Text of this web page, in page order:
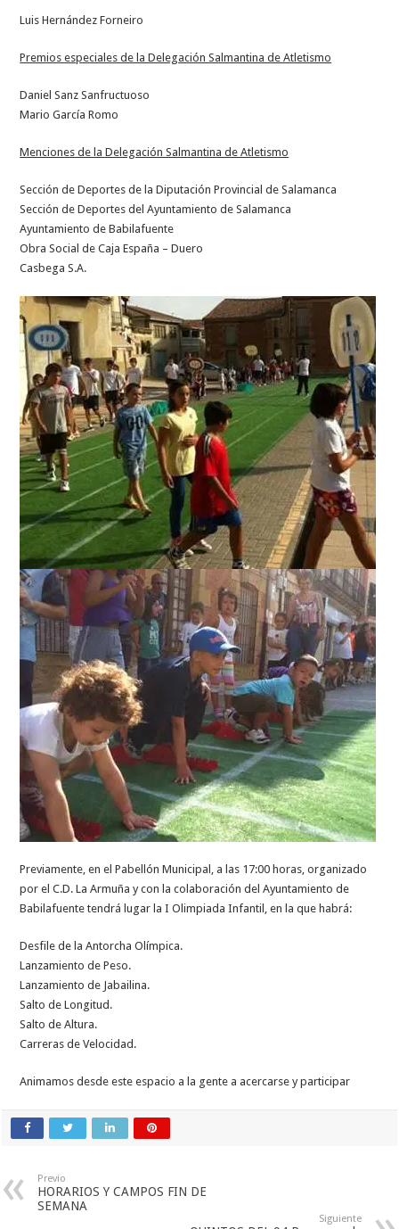
Luis Hernández Forneiro
Premios especiales de la Delegación Salmantina de Atletismo
Daniel Sanz Sanfructuoso
Mario García Romo
Menciones de la Delegación Salmantina de Atletismo
Sección de Deportes de la Diputación Provincial de Salamanca
Sección de Deportes del Ayuntamiento de Salamanca
Ayuntamiento de Babilafuente
Obra Social de Caja España – Duero
Casbega S.A.
Previamente, en el Pabellón Municipal, a las 17:00 horas, organizado
por el C.D. La Armuña y con la colaboración del Ayuntamiento de
Babilafuente tendrá lugar la I Olimpiada Infantil, en la que habrá:
Desfile de la Antorcha Olímpica.
Lanzamiento de Peso.
Lanzamiento de Jabailina.
Salto de Longitud.
Salto de Altura.
Carreras de Velocidad.
Animamos desde este espacio a la gente a acercarse y participar
Previo
HORARIOS Y CAMPOS FIN DE
SEMANA
Siguiente